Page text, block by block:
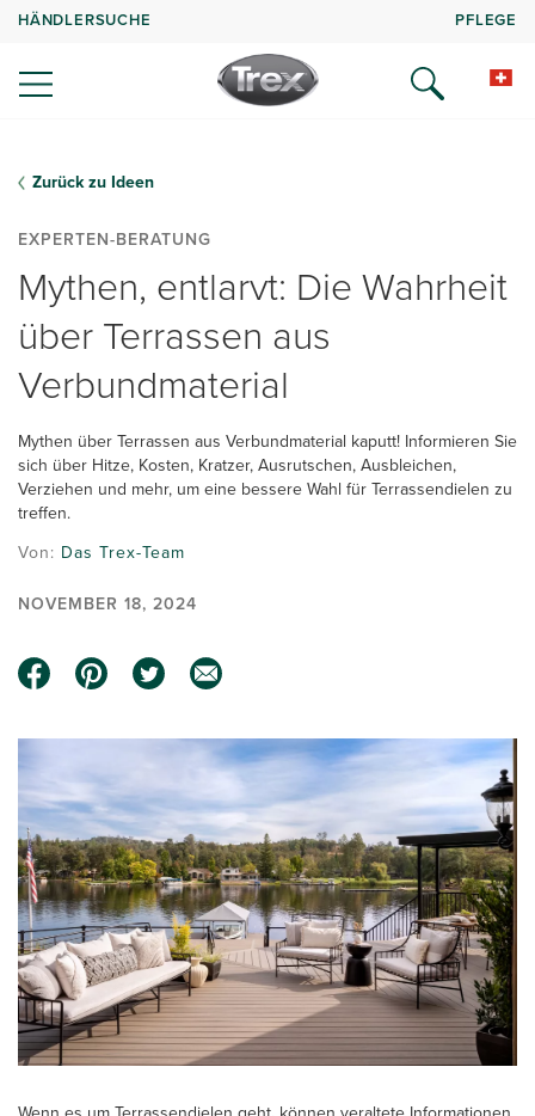
HÄNDLERSUCHE PFLEGE
Zurück zu Ideen
EXPERTEN-BERATUNG
Mythen, entlarvt: Die Wahrheit
über Terrassen aus
Verbundmaterial
Mythen über Terrassen aus Verbundmaterial kaputt! Informieren Sie
sich über Hitze, Kosten, Kratzer, Ausrutschen, Ausbleichen,
Verziehen und mehr, um eine bessere Wahl für Terrassendielen zu
treffen.
Von: Das Trex-Team
NOVEMBER 18, 2024